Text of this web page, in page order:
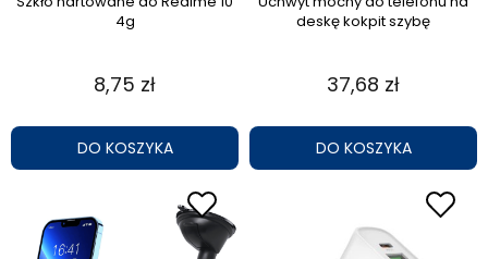
4g
8,75 zł
DO KOSZYKA
deskę kokpit szybę
37,68 zł
DO KOSZYKA